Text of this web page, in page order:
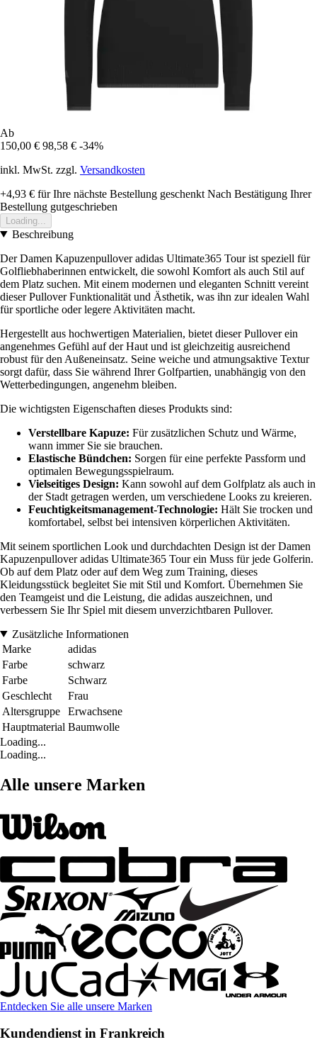
Ab
150,00 € 98,58 € -34%
inkl. MwSt. zzgl. Versandkosten
+4,93 € für Ihre nächste Bestellung geschenkt Nach Bestätigung Ihrer
Bestellung gutgeschrieben
Loading...
Beschreibung
Der Damen Kapuzenpullover adidas Ultimate365 Tour ist speziell für
Golfliebhaberinnen entwickelt, die sowohl Komfort als auch Stil auf
dem Platz suchen. Mit einem modernen und eleganten Schnitt vereint
dieser Pullover Funktionalität und Ästhetik, was ihn zur idealen Wahl
für sportliche oder legere Aktivitäten macht.
Hergestellt aus hochwertigen Materialien, bietet dieser Pullover ein
angenehmes Gefühl auf der Haut und ist gleichzeitig ausreichend
robust für den Außeneinsatz. Seine weiche und atmungsaktive Textur
sorgt dafür, dass Sie während Ihrer Golfpartien, unabhängig von den
Wetterbedingungen, angenehm bleiben.
Die wichtigsten Eigenschaften dieses Produkts sind:
Verstellbare Kapuze: Für zusätzlichen Schutz und Wärme,
wann immer Sie sie brauchen.
Elastische Bündchen: Sorgen für eine perfekte Passform und
optimalen Bewegungsspielraum.
Vielseitiges Design: Kann sowohl auf dem Golfplatz als auch in
der Stadt getragen werden, um verschiedene Looks zu kreieren.
Feuchtigkeitsmanagement-Technologie: Hält Sie trocken und
komfortabel, selbst bei intensiven körperlichen Aktivitäten.
Mit seinem sportlichen Look und durchdachten Design ist der Damen
Kapuzenpullover adidas Ultimate365 Tour ein Muss für jede Golferin.
Ob auf dem Platz oder auf dem Weg zum Training, dieses
Kleidungsstück begleitet Sie mit Stil und Komfort. Übernehmen Sie
den Teamgeist und die Leistung, die adidas auszeichnen, und
verbessern Sie Ihr Spiel mit diesem unverzichtbaren Pullover.
Zusätzliche Informationen
Marke
adidas
Farbe
schwarz
Farbe
Schwarz
Geschlecht
Frau
Altersgruppe
Erwachsene
Hauptmaterial Baumwolle
Loading...
Loading...
Alle unsere Marken
Entdecken Sie alle unsere Marken
Kundendienst in Frankreich